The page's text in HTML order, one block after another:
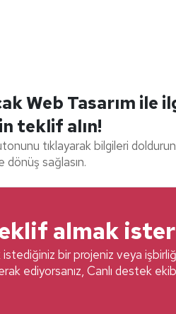
Web Tasarım ile
teklif alın!
tıklayarak bilgileri
dönüş sağlasın.
almak
bir projeniz veya
ediyorsanız, Canlı destek